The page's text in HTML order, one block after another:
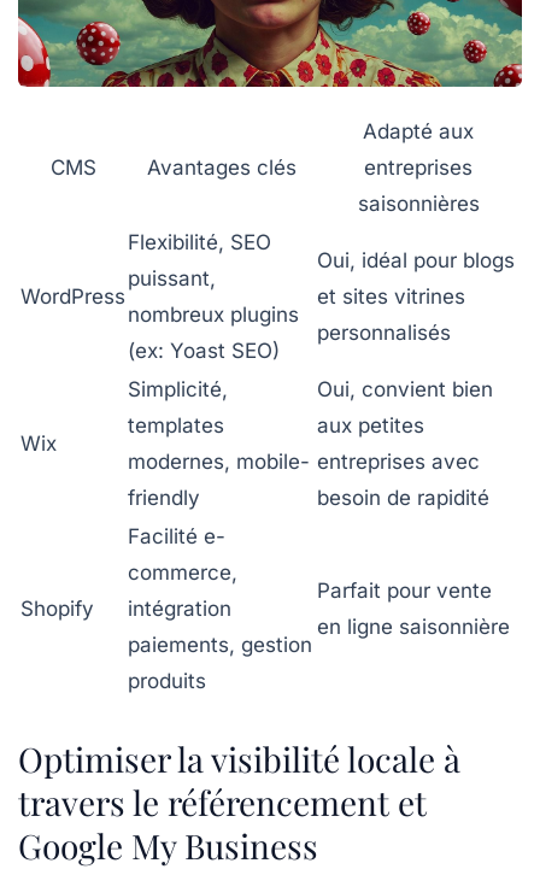
CMS Avantages clés
Adapté aux
entreprises
saisonnières
WordPress
Flexibilité, SEO
puissant,
nombreux plugins
(ex: Yoast SEO)
Oui, idéal pour blogs
et sites vitrines
personnalisés
Wix
Simplicité,
templates
modernes, mobile-
friendly
Oui, convient bien
aux petites
entreprises avec
besoin de rapidité
Shopify
Facilité e-
commerce,
intégration
paiements, gestion
produits
Parfait pour vente
en ligne saisonnière
Optimiser la visibilité locale à
travers le référencement et
Google My Business